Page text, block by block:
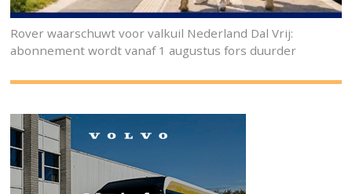
Rover waarschuwt voor valkuil Nederland Dal Vrij:
abonnement wordt vanaf 1 augustus fors duurder